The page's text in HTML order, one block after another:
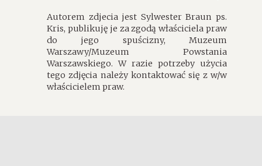
Autorem zdjecia jest Sylwester Braun ps.
Kris, publikuję je za zgodą właściciela praw
do jego spuścizny, Muzeum
Warszawy/Muzeum Powstania
Warszawskiego. W razie potrzeby użycia
tego zdjęcia należy kontaktować się z w/w
właścicielem praw.